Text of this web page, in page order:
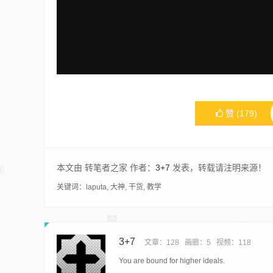
赞 (179)
本文由 转笔者之家 作者： 3+7 发表，转载请注明来源！
关键词： laputa, 大神, 干货, 教学
3+7 文章：128 画廊：5 视频：118
You are bound for higher ideals.